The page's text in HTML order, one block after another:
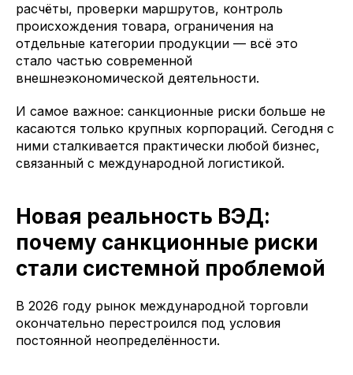
расчёты, проверки маршрутов, контроль
происхождения товара, ограничения на
отдельные категории продукции — всё это
стало частью современной
внешнеэкономической деятельности.
И самое важное: санкционные риски больше не
касаются только крупных корпораций. Сегодня с
ними сталкивается практически любой бизнес,
связанный с международной логистикой.
Новая реальность ВЭД:
почему санкционные риски
стали системной проблемой
В 2026 году рынок международной торговли
окончательно перестроился под условия
постоянной неопределённости.